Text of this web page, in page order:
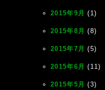
2015年9月 (1)
2015年8月 (8)
2015年7月 (5)
2015年6月 (11)
2015年5月 (3)